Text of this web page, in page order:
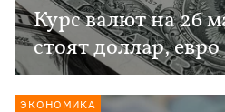
Курс валют на 26
стоят доллар,
ЭКОНОМИКА